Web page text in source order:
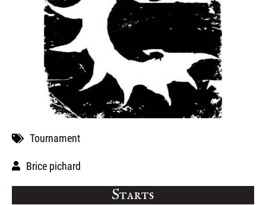
Tournament
Brice pichard
Starts